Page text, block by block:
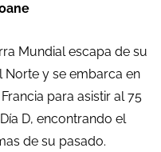
Mundial escapa de su
Norte y se embarca en
para asistir al 75
D, encontrando el
de su pasado.